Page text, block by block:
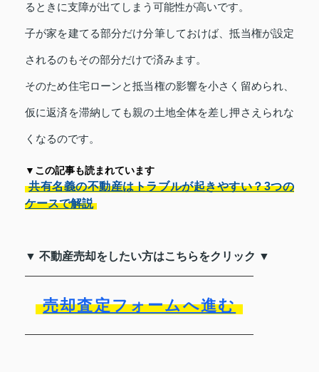
るときに支障が出てしまう可能性が高いです。
子が家を建てる部分だけ分筆しておけば、抵当権が設定
されるのもその部分だけで済みます。
そのため住宅ローンと抵当権の影響を小さく留められ、
仮に返済を滞納しても親の土地全体を差し押さえられな
くなるのです。
▼この記事も読まれています
共有名義の不動産はトラブルが起きやすい？3つの
ケースで解説
▼ 不動産売却をしたい方はこちらをクリック ▼
売却査定フォームへ進む